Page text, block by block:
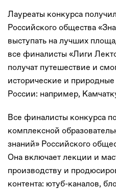
Лауреаты конкурса
Российского общества
выступать на лучших
все финалисты «Лиги
получат путешествие и
исторические и
России: например,
Все финалисты конкурса
комплексной
знаний» Российского
Она включает лекции и
производству и
контента: ютуб-каналов,